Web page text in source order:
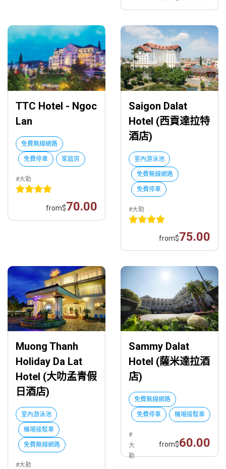
TTC Hotel - Ngoc
Lan
免費無線網路
免費停車 家庭房
#大勒
from$70.00
Saigon Dalat
Hotel (西貢達拉特
酒店)
室內游泳池
免費無線網路
免費停車
#大勒
from$75.00
Muong Thanh
Holiday Da Lat
Hotel (大叻孟青假
日酒店)
室內游泳池
機場接駁車
免費無線網路
#大勒
Sammy Dalat
Hotel (薩米達拉酒
店)
免費無線網路
免費停車 機場接駁車
#
大
勒
from$60.00